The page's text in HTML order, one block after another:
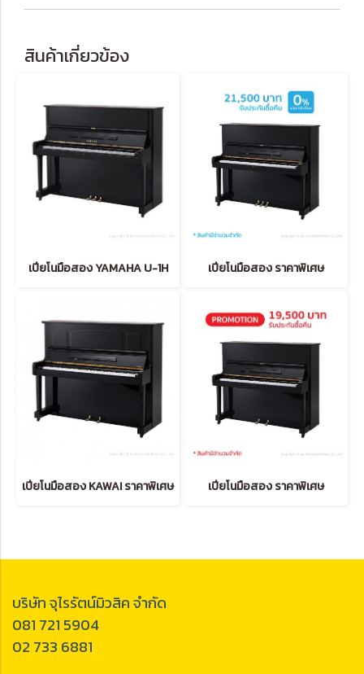
สินค้าเกี่ยวข้อง
เปียโนมือสอง YAMAHA U-1H เปียโนมือสอง ราคาพิเศษ
เปียโนมือสอง KAWAI ราคาพิเศษ เปียโนมือสอง ราคาพิเศษ
บริษัท จุไรรัตน์มิวสิค จำกัด
081 721 5904
02 733 6881